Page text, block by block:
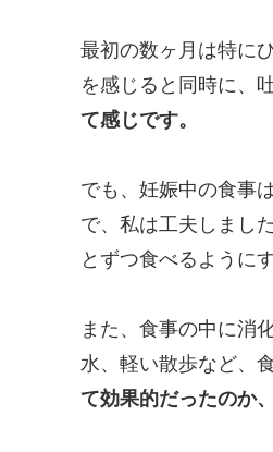
最初の数ヶ月は特に
を感じると同時に、
て感じです。
でも、妊娠中の食事
で、私は工夫しまし
とずつ食べるように
また、食事の中に消
水、軽い散歩など、
て効果的だったのか